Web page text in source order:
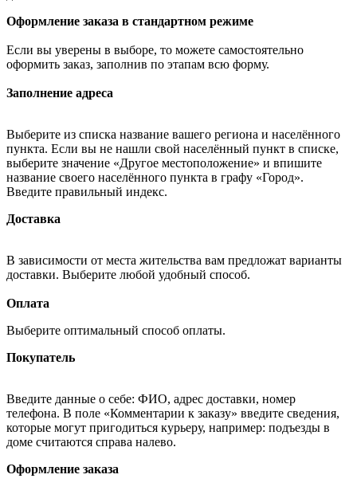
Оформление заказа в стандартном режиме
Если вы уверены в выборе, то можете самостоятельно
оформить заказ, заполнив по этапам всю форму.
Заполнение адреса
Выберите из списка название вашего региона и населённого
пункта. Если вы не нашли свой населённый пункт в списке,
выберите значение «Другое местоположение» и впишите
название своего населённого пункта в графу «Город».
Введите правильный индекс.
Доставка
В зависимости от места жительства вам предложат варианты
доставки. Выберите любой удобный способ.
Оплата
Выберите оптимальный способ оплаты.
Покупатель
Введите данные о себе: ФИО, адрес доставки, номер
телефона. В поле «Комментарии к заказу» введите сведения,
которые могут пригодиться курьеру, например: подъезды в
доме считаются справа налево.
Оформление заказа